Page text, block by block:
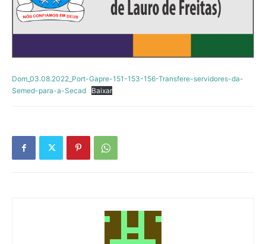
Dom_03.08.2022_Port-Gapre-151-153-156-Transfere-servidores-da-
Semed-para-a-Secad
Baixar